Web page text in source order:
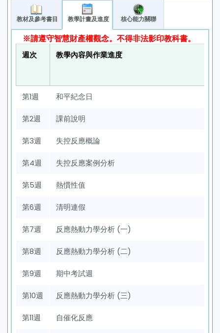
教材及參考書目 教學計畫及進度 核心能力關聯
※請遵守智慧財產權觀念。不得非法影印教科書。
週次 教學內容與作業進度
第1週 和平紀念日
第2週 課前說明
第3週 失控反應概論
第4週 失控反應案例分析
第5週 熱慣性值
第6週 清明連假
第7週 反應熱動力學分析 (一)
第8週 反應熱動力學分析 (二)
第9週 期中考試週
第10週 反應熱動力學分析 (三)
第11週 自催化反應